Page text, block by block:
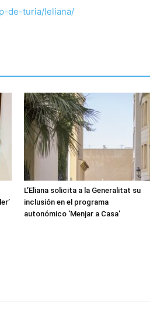
de-turia/leliana/
L’Eliana solicita a la Generalitat su
inclusión en el programa
autonómico ‘Menjar a Casa’